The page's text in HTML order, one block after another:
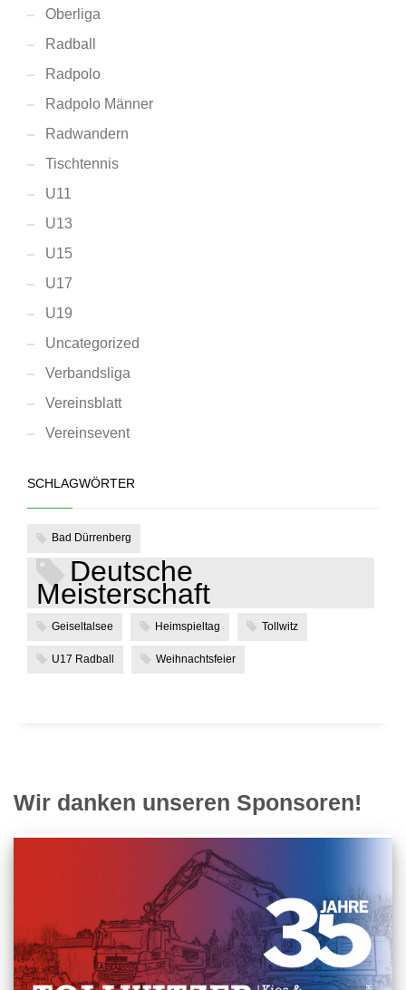
Oberliga
Radball
Radpolo
Radpolo Männer
Radwandern
Tischtennis
U11
U13
U15
U17
U19
Uncategorized
Verbandsliga
Vereinsblatt
Vereinsevent
SCHLAGWÖRTER
Bad Dürrenberg
Deutsche
Meisterschaft
Geiseltalsee Heimspieltag Tollwitz
U17 Radball Weihnachtsfeier
Wir danken unseren Sponsoren!